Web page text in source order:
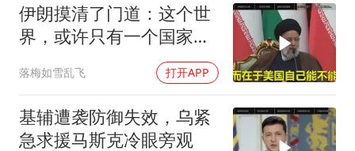
伊朗摸清了门道：这个世
界，或许只有一个国家，
落梅如雪乱飞 打开APP
基辅遭袭防御失效，乌紧
急求援马斯克冷眼旁观